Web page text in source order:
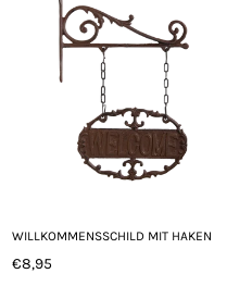
WILLKOMMENSSCHILD MIT HAKEN
Normaler
€8,95